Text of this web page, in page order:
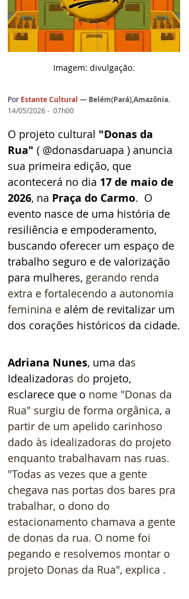
Imagem: divulgação.
Por Estante Cultural — Belém(Pará),Amazônia.
14/05/2026 -  07h00
O projeto cultural "Donas da
Rua" ( @donasdaruapa ) anuncia
sua primeira edição, que
acontecerá no dia 17 de maio de
2026, na Praça do Carmo.  O
evento nasce de uma história de
resiliência e empoderamento,
buscando oferecer um espaço de
trabalho seguro e de valorização
para mulheres, gerando renda
extra e fortalecendo a autonomia
feminina e além de revitalizar um
dos corações históricos da cidade.
Adriana Nunes, uma das
Idealizadoras do projeto,
esclarece que o nome "Donas da
Rua" surgiu de forma orgânica, a
partir de um apelido carinhoso
dado às idealizadoras do projeto
enquanto trabalhavam nas ruas.
"Todas as vezes que a gente
chegava nas portas dos bares pra
trabalhar, o dono do
estacionamento chamava a gente
de donas da rua. O nome foi
pegando e resolvemos montar o
projeto Donas da Rua", explica .